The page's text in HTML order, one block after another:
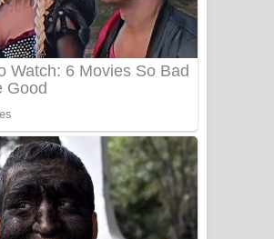
ගීතයේ පද පෙළ
PATHINIYE Song Lyrics - පතිනියනේ
ගීතයේ පද පෙළ
Sorry Sir Song Lyrics - සොරි සර්
ගීතයේ පද පෙළ
Mathaka Aluthin Liyanna Song Lyrics